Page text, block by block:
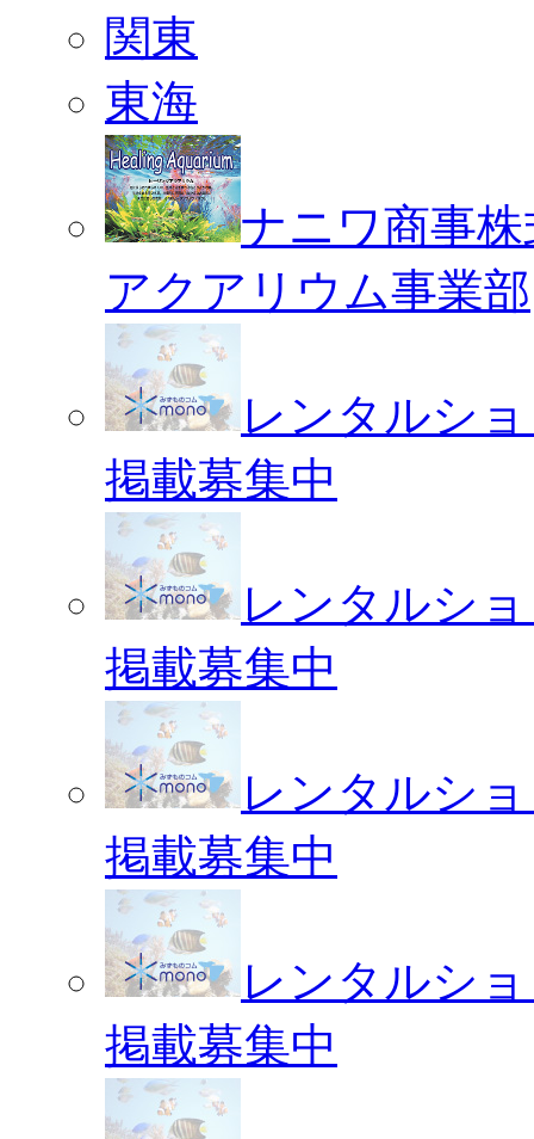
関東
東海
ナニワ商事
アクアリウム事業部
レンタルシ
掲載募集中
レンタルシ
掲載募集中
レンタルシ
掲載募集中
レンタルシ
掲載募集中